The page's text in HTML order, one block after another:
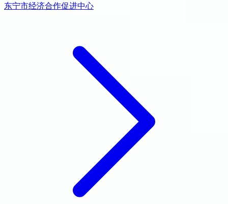
东宁市经济合作促进中心